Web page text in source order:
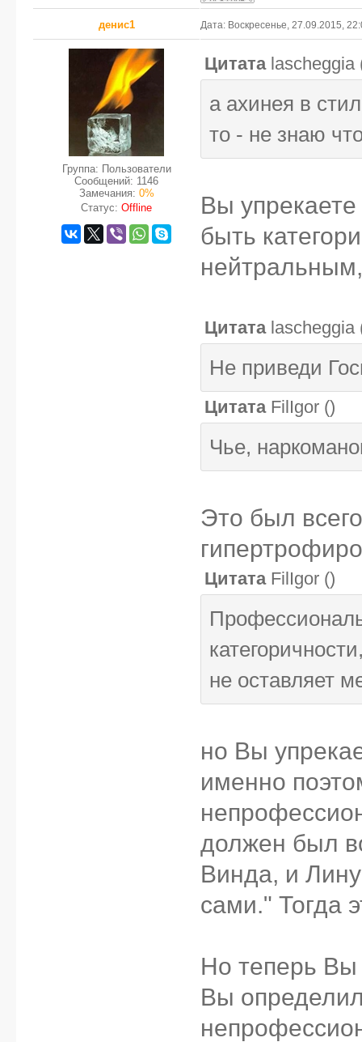
денис1 Дата: Воскресенье, 27.09.2015,
Группа: Пользователи
Сообщений: 1146
Замечания: 0%
Статус: Offline
Цитата lascheggia
а ахинея в
то - не знаю
Вы
быть
Цитата lascheggia
Не приведи
Цитата FilIgor ()
Чье,
Это был
Цитата FilIgor ()
не оставляет
но Вы
именно
должен был
Винда, и
сами." Тогда
Но теперь Вы
Вы